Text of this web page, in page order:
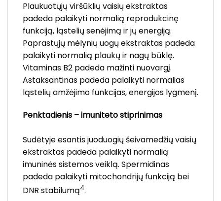
Plaukuotųjų viršūklių vaisių ekstraktas
padeda palaikyti normalią reprodukcinę
funkciją, ląstelių senėjimą ir jų energiją.
Paprastųjų mėlynių uogų ekstraktas padeda
palaikyti normalią plaukų ir nagų būklę.
Vitaminas B2 padeda mažinti nuovargį.
Astaksantinas padeda palaikyti normalias
ląstelių amžėjimo funkcijas, energijos lygmenį.
Penktadienis – imuniteto stiprinimas
Sudėtyje esantis juoduogių šeivamedžių vaisių
ekstraktas padeda palaikyti normalią
imuninės sistemos veiklą. Spermidinas
padeda palaikyti mitochondrijų funkciją bei
DNR stabilumą4.